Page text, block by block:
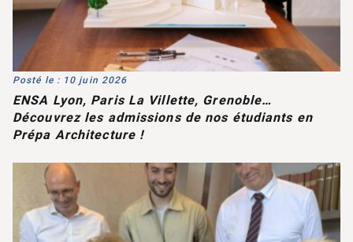
Posté le : 10 juin 2026
ENSA Lyon, Paris La Villette, Grenoble…
Découvrez les admissions de nos étudiants en
Prépa Architecture !